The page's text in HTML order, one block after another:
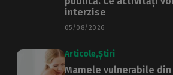
interzise
05/08/2026
Articole Știri
Mamele vulnerabile din